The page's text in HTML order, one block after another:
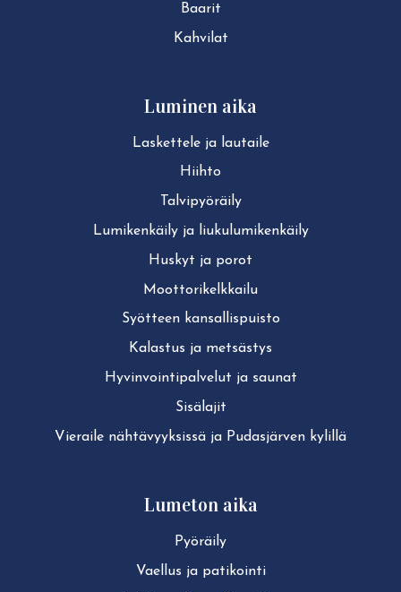
Baarit
Kahvilat
Luminen aika
Laskettele ja lautaile
Hiihto
Tal­vi­pyö­räi­ly
Lu­mi­ken­käi­ly ja liu­ku­lu­mi­ken­käi­ly
Huskyt ja porot
Moot­to­ri­kelk­kai­lu
Syötteen kan­sal­lis­puis­to
Kalastus ja metsästys
Hy­vin­voin­ti­pal­ve­lut ja saunat
Sisälajit
Vieraile näh­tä­vyyk­sis­sä ja Pudasjärven kylillä
Lumeton aika
Pyöräily
Vaellus ja patikointi